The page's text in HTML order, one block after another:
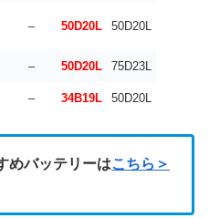
– 50D20L 50D20L
– 50D20L 75D23L
– 34B19L 50D20L
めバッテリーはこちら＞